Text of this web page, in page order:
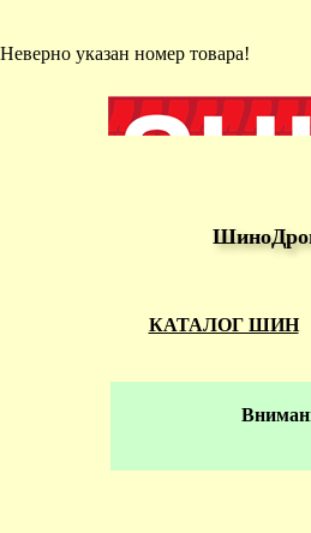
Неверно указан номер товара!
КАТАЛОГ ШИН